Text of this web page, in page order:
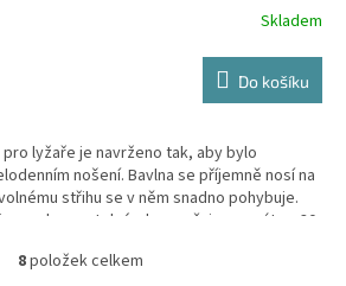
Skladem
Do košíku
lyžaře je navrženo tak, aby bylo
nošení. Bavlna se příjemně nosí na
střihu se v něm snadno pohybuje.
je snadno pratelné, doporučuje se prát na 30
svůj tvar.O
8položek celkem